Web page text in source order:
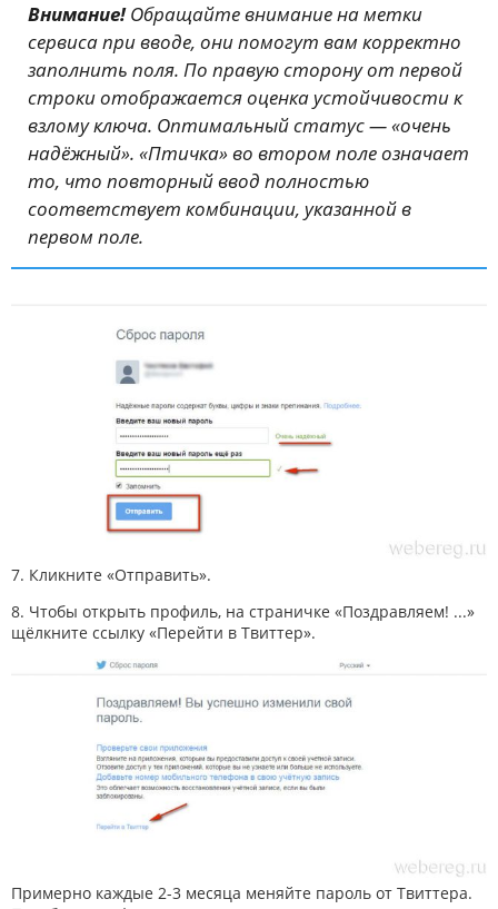
Внимание!Обращайте внимание на метки
сервиса при вводе, они помогут вам корректно
заполнить поля. По правую сторону от первой
строки отображается оценка устойчивости к
взлому ключа. Оптимальный статус — «очень
надёжный». «Птичка» во втором поле означает
то, что повторный ввод полностью
соответствует комбинации, указанной в
первом поле.
7. Кликните «Отправить».
8. Чтобы открыть профиль, на страничке «Поздравляем! ...»
щёлкните ссылку «Перейти в Твиттер».
Примерно каждые 2-3 месяца меняйте пароль от Твиттера.